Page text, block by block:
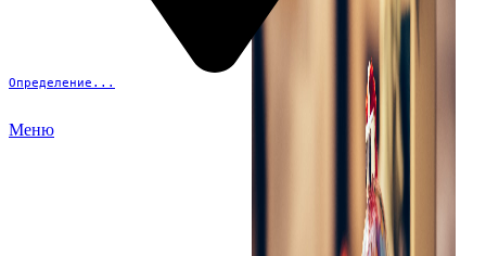
Определение...
Меню